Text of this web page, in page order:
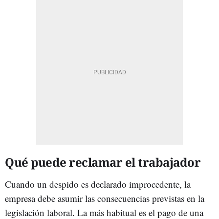
Qué puede reclamar el trabajador
Cuando un despido es declarado improcedente, la
empresa debe asumir las consecuencias previstas en la
legislación laboral. La más habitual es el pago de una